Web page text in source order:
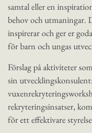
samtal eller en
behov och utmaningar.
inspirerar och ger er
för barn och ungas
Förslag på aktiviteter
sin
rekryteringsinsatser,
för ett effektivare